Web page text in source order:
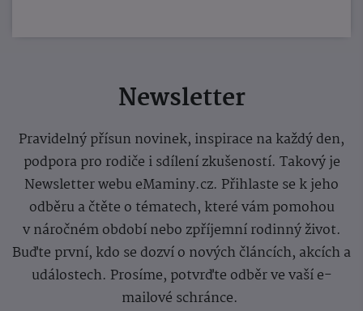
Newsletter
Pravidelný přísun novinek, inspirace na každý den,
podpora pro rodiče i sdílení zkušeností. Takový je
Newsletter webu eMaminy.cz. Přihlaste se k jeho
odběru a čtěte o tématech, které vám pomohou
v náročném období nebo zpříjemní rodinný život.
Buďte první, kdo se dozví o nových článcích, akcích a
událostech. Prosíme, potvrďte odběr ve vaší e-
mailové schránce.